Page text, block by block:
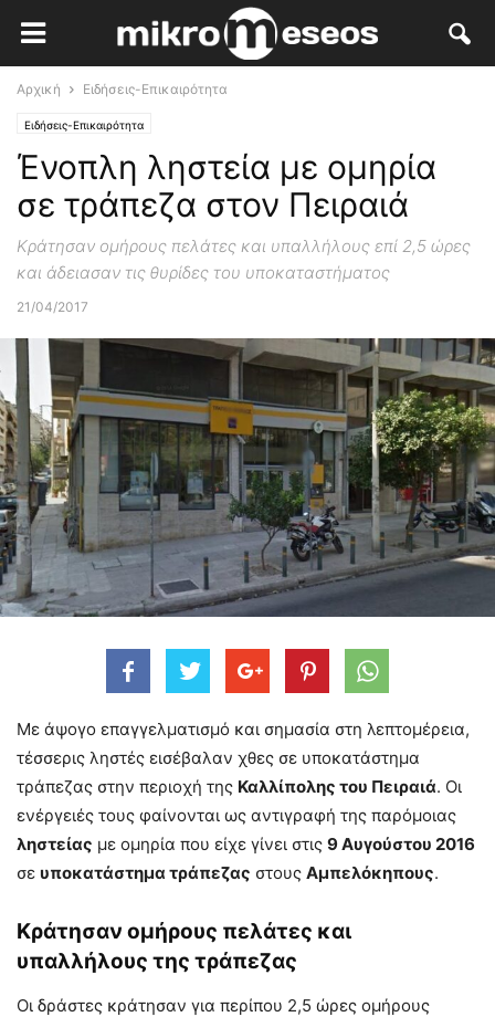
Αρχική Ειδήσεις-Επικαιρότητα
Ειδήσεις-Επικαιρότητα
Ένοπλη ληστεία με ομηρία
σε τράπεζα στον Πειραιά
Κράτησαν ομήρους πελάτες και υπαλλήλους επί 2,5 ώρες
και άδειασαν τις θυρίδες του υποκαταστήματος
21/04/2017
Με άψογο επαγγελματισμό και σημασία στη λεπτομέρεια,
τέσσερις ληστές εισέβαλαν χθες σε υποκατάστημα
τράπεζας στην περιοχή της Καλλίπολης του Πειραιά. Οι
ενέργειές τους φαίνονται ως αντιγραφή της παρόμοιας
ληστείας με ομηρία που είχε γίνει στις 9 Αυγούστου 2016
σε υποκατάστημα τράπεζας στους Αμπελόκηπους.
Κράτησαν ομήρους πελάτες και
υπαλλήλους της τράπεζας
Οι δράστες κράτησαν για περίπου 2,5 ώρες ομήρους